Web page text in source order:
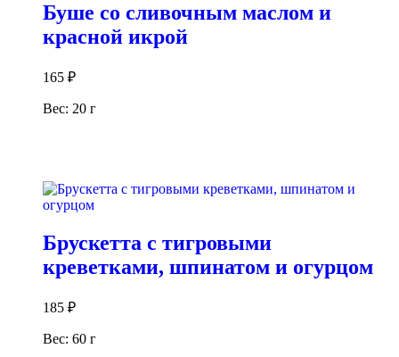
Буше со сливочным маслом и
красной икрой
165 ₽
Вес: 20 г
Брускетта с тигровыми
креветками, шпинатом и огурцом
185 ₽
Вес: 60 г